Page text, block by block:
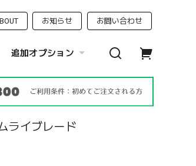
お知らせ お問い合わせ
追加オプション
ライブレード